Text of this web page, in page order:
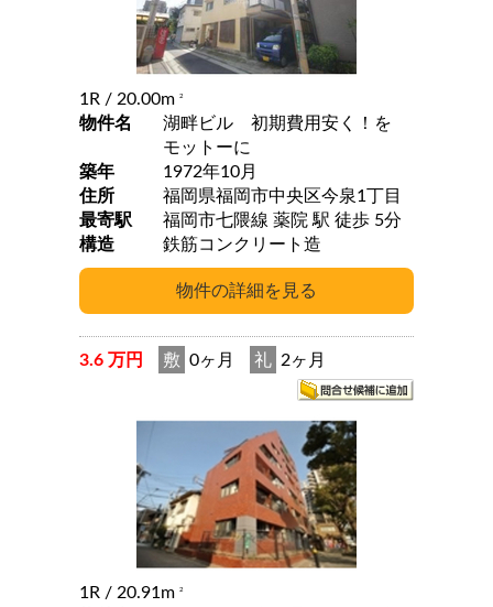
1R / 20.00m 2
物件名
湖畔ビル 初期費用安く！を
モットーに
築年
1972年10月
住所
福岡県福岡市中央区今泉1丁目
最寄駅
福岡市七隈線 薬院 駅 徒歩 5分
構造
鉄筋コンクリート造
3.6 万円 敷 0ヶ月 礼 2ヶ月
1R / 20.91m 2